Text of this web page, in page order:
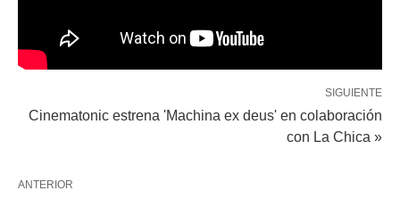
SIGUIENTE
Cinematonic estrena 'Machina ex deus' en colaboración
con La Chica »
ANTERIOR